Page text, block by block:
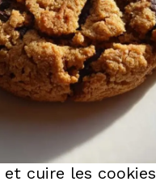
et cuire les cookies